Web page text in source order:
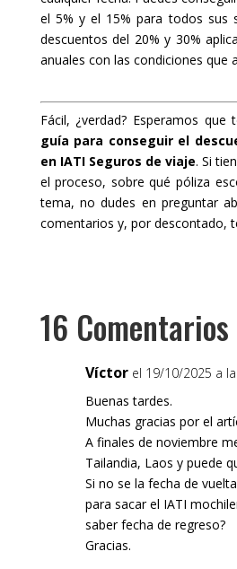
el 5% y el 15% para todos sus
descuentos del 20% y 30%
anuales con las condiciones que
Fácil, ¿verdad? Esperamos
guía para conseguir el
en IATI Seguros de viaje. Si
el proceso, sobre qué póliza
tema, no dudes en preguntar
comentarios y, por descontado,
16 Comentarios
Víctor el 19/10/2025 a
Buenas tardes.
Muchas gracias por el
A finales de noviembre
Tailandia, Laos y puede
Si no se la fecha de
para sacar el IATI
saber fecha de regreso?
Gracias.